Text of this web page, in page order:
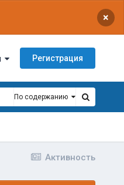
×
Регистрация
По содержанию
Активность